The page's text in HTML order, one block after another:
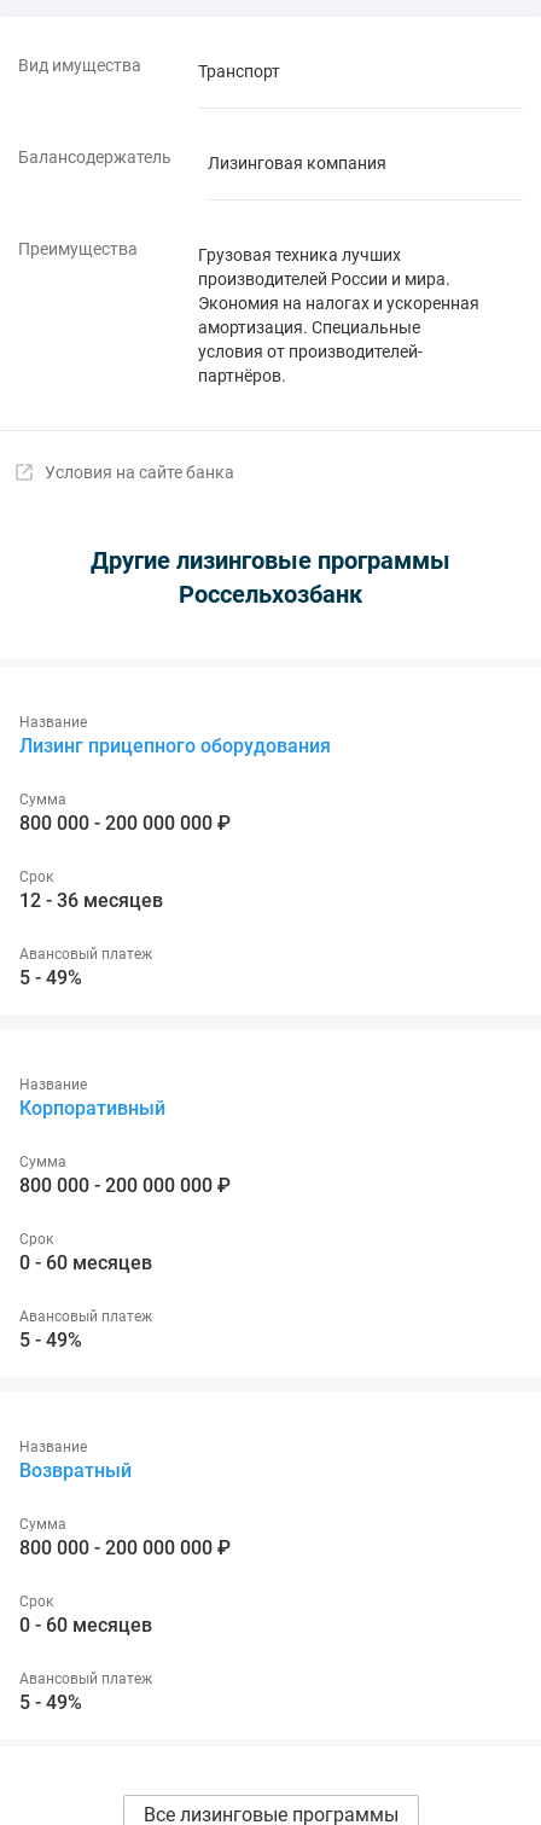
Вид имущества Транспорт
Балансодержатель Лизинговая компания
Преимущества
Грузовая техника лучших
производителей России и мира.
Экономия на налогах и ускоренная
амортизация. Специальные
условия от производителей-
партнёров.
Условия на сайте банка
Другие лизинговые программы
Россельхозбанк
Название
Лизинг прицепного оборудования
Сумма
800 000 - 200 000 000 ₽
Срок
12 - 36 месяцев
Авансовый платеж
5 - 49%
Название
Корпоративный
Сумма
800 000 - 200 000 000 ₽
Срок
0 - 60 месяцев
Авансовый платеж
5 - 49%
Название
Возвратный
Сумма
800 000 - 200 000 000 ₽
Срок
0 - 60 месяцев
Авансовый платеж
5 - 49%
Все лизинговые программы